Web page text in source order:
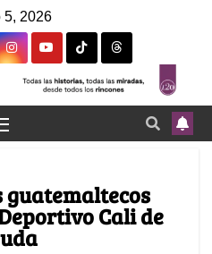
5, 2026
guatemaltecos
Cali de